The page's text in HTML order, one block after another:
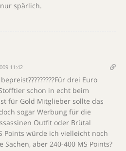
spärlich.
11:42
drei Euro
schon in echt beim
für Gold Mitglieber sollte das
sogar Werbung für die
Outfit oder Brütal
Points würde ich vielleicht noch
aber 240-400 MS Points?